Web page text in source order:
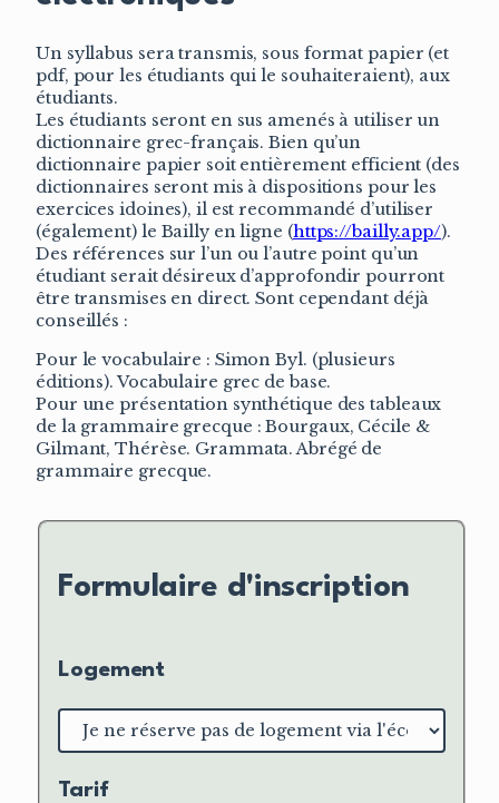
Un syllabus sera transmis, sous format papier (et
pdf, pour les étudiants qui le souhaiteraient), aux
étudiants.
Les étudiants seront en sus amenés à utiliser un
dictionnaire grec-français. Bien qu’un
dictionnaire papier soit entièrement efficient (des
dictionnaires seront mis à dispositions pour les
exercices idoines), il est recommandé d’utiliser
(également) le Bailly en ligne (https://bailly.app/).
Des références sur l’un ou l’autre point qu’un
étudiant serait désireux d’approfondir pourront
être transmises en direct. Sont cependant déjà
conseillés :
Pour le vocabulaire : Simon Byl. (plusieurs
éditions). Vocabulaire grec de base.
Pour une présentation synthétique des tableaux
de la grammaire grecque : Bourgaux, Cécile &
Gilmant, Thérèse. Grammata. Abrégé de
grammaire grecque.
Formulaire d'inscription
Logement
Choix
Tarif